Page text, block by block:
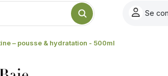
Se
– pousse & hydratation - 500ml